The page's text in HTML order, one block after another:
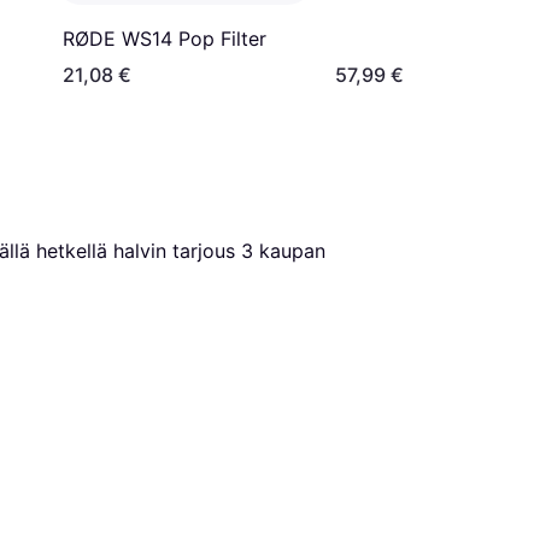
RØDE WS14 Pop Filter
21,08 €
57,99 €
hetkellä halvin tarjous 3 kaupan